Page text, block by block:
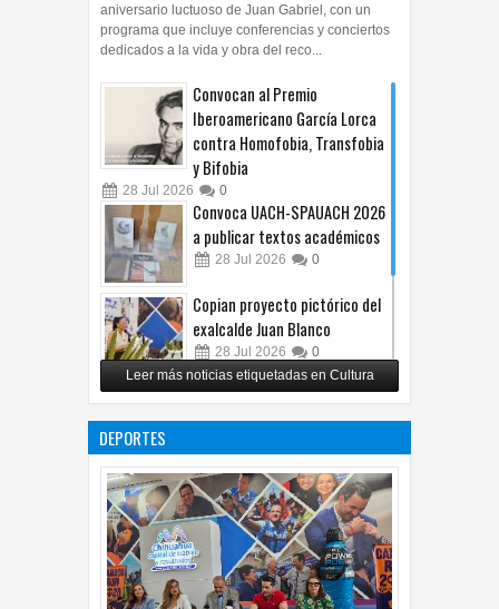
aniversario luctuoso de Juan Gabriel, con un
programa que incluye conferencias y conciertos
dedicados a la vida y obra del reco...
Convocan al Premio
Iberoamericano García Lorca
contra Homofobia, Transfobia
y Bifobia
28 Jul 2026 0
Convoca UACH-SPAUACH 2026
a publicar textos académicos
28 Jul 2026 0
Copian proyecto pictórico del
exalcalde Juan Blanco
28 Jul 2026 0
Impulsa UPCH creatividad y
lectura con taller de mini
27 Jul 2026 0
Leer más noticias etiquetadas en Cultura
DEPORTES